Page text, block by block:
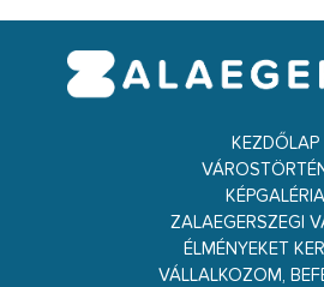
KEZDŐLAP
KÉPGALÉRIA
ZALAEGERSZEGI
ÉLMÉNYEKET
VÁLLALKOZOM,